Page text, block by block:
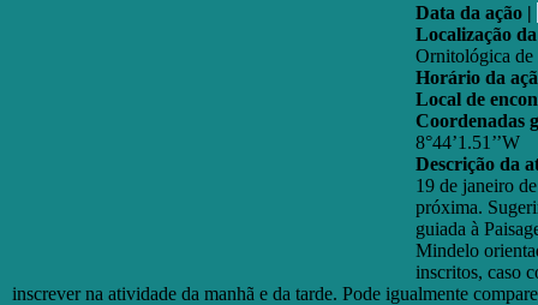
Data da ação |
Localização
Ornitológica
Horário da
Local de
Coordenadas
8°44’1.51’’W
Descrição da
19 de janeiro
próxima.
guiada à
Mindelo
inscritos, caso
inscrever na atividade da manhã e da tarde. Pode igualmente